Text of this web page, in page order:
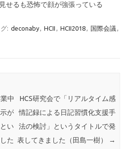
せるも恐怖で顔が強張っている
: deconaby, HCII , HCII2018, 国際会議 ,
中
が
い
た
HCS研究会で「リアルタイム感
情記録による日記習慣化支援手
法の検討」というタイトルで発
表してきました（田島一樹）
→